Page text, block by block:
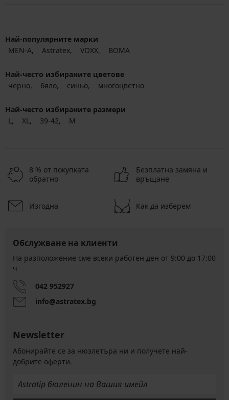
Най-популярните марки
MEN-A
Astratex VOXX BOMA
Най-често избираните цветове
черно
бяло синьо многоцветно
Най-често избираните размери
L
XL 39-42 M
8 % от покупката
обратно
Безплатна замяна и
връщане
Изгодна Как да изберем
Обслужване на клиенти
На разположение сме всеки работен ден от 9:00 до 17:00
ч
042 952927
info@astratex.bg
Newsletter
Абонирайте се за нюзлетъра ни и получете най-
добрите оферти.